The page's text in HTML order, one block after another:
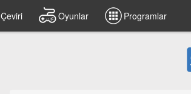
Çeviri Oyunlar Programlar